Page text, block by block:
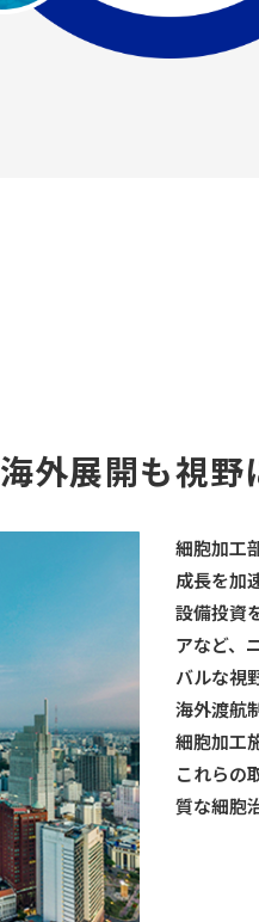
海外展開も視野
細胞加工
成⾧を加
設備投資
アなど、
バルな視
海外渡航
細胞加工
これらの
質な細胞